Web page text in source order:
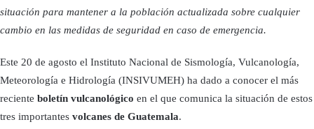
situación para mantener a la población actualizada sobre cualquier
cambio en las medidas de seguridad en caso de emergencia.
Este 20 de agosto el Instituto Nacional de Sismología, Vulcanología,
Meteorología e Hidrología (INSIVUMEH) ha dado a conocer el más
reciente boletín vulcanológico en el que comunica la situación de estos
tres importantes volcanes de Guatemala.